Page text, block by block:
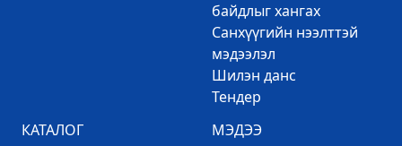
байдлыг хангах
Санхүүгийн нээлттэй
мэдээлэл
Шилэн данс
Тендер
КАТАЛОГ
МЭДЭЭ